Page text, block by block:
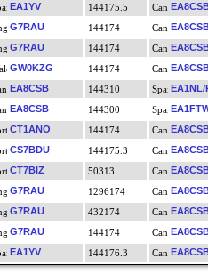
EA1YV
144175.5
G7RAU
144174
G7RAU
144174
GW0KZG
144174
EA8CSB
144310 EA1NL/
EA8CSB
144300
CT1ANO
144174
CS7BDU
144175.3
CT7BIZ
50313
G7RAU
1296174
G7RAU
432174
G7RAU
144174
EA1YV
144176.3